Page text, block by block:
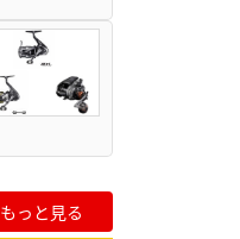
もっと見る